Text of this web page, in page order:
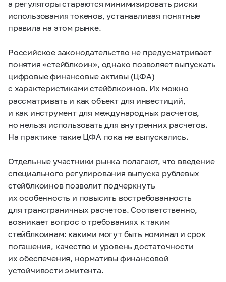
а регуляторы стараются минимизировать риски
использования токенов, устанавливая понятные
правила на этом рынке.
Российское законодательство не предусматривает
понятия «стейблкоин», однако позволяет выпускать
цифровые финансовые активы (ЦФА)
с характеристиками стейблкоинов. Их можно
рассматривать и как объект для инвестиций,
и как инструмент для международных расчетов,
но нельзя использовать для внутренних расчетов.
На практике такие ЦФА пока не выпускались.
Отдельные участники рынка полагают, что введение
специального регулирования выпуска рублевых
стейблкоинов позволит подчеркнуть
их особенность и повысить востребованность
для трансграничных расчетов. Соответственно,
возникает вопрос о требованиях к таким
стейблкоинам: какими могут быть номинал и срок
погашения, качество и уровень достаточности
их обеспечения, нормативы финансовой
устойчивости эмитента.